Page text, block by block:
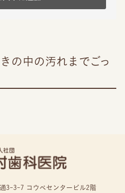
の中の汚れまでごっ
3-3-7 コウベセンタービル2階